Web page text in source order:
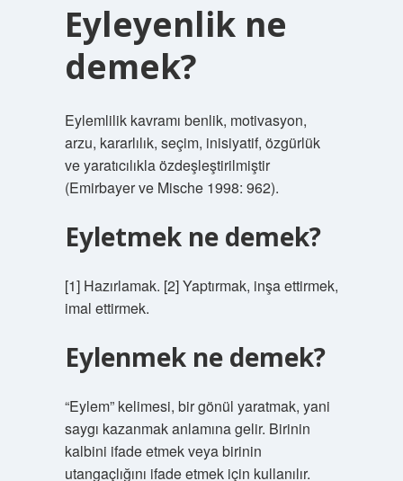
Eyleyenlik ne
demek?
Eylemlilik kavramı benlik, motivasyon,
arzu, kararlılık, seçim, inisiyatif, özgürlük
ve yaratıcılıkla özdeşleştirilmiştir
(Emirbayer ve Mische 1998: 962).
Eyletmek ne demek?
[1] Hazırlamak. [2] Yaptırmak, inşa ettirmek,
imal ettirmek.
Eylenmek ne demek?
“Eylem” kelimesi, bir gönül yaratmak, yani
saygı kazanmak anlamına gelir. Birinin
kalbini ifade etmek veya birinin
utangaçlığını ifade etmek için kullanılır.